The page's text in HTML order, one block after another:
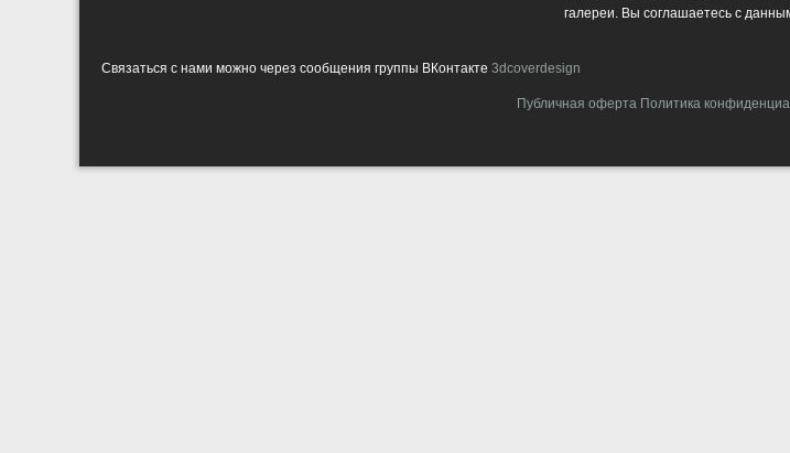
галереи. Вы соглашаетесь с
Связаться с нами можно через сообщения группы ВКонтакте 3dcoverdesign
Публичная оферта Политика